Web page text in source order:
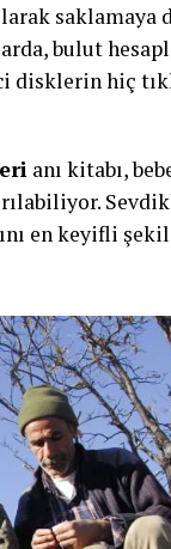
bulut
disklerin hiç
anı kitabı,
en keyifli